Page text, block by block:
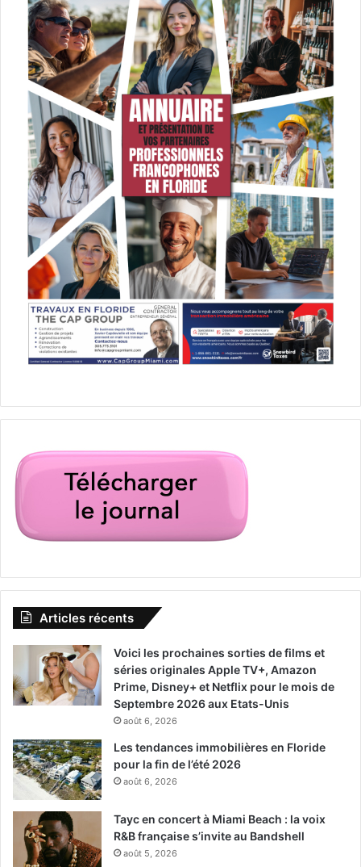
Harlem Shuffle, Par Colson Whitehead
Simone de Beauvoir
Trente-cinq ans après son décès, son roman
« Inséparable » vient d’être publié aux Etats-Unis en
septembre (un an après la France). Une nouvelle
autobiographique écrite en 1954 qui raconte l’amitié
passionnée qui unit Sylvie à Andrée – alter égo de Simone
de Beauvoir et d’Élisabeth Lacoin (Zaza) – depuis l’âge de
neuf ans. Andrée est joyeuse, impertinente, audacieuse
tandis que Sylvie plus traditionnelle et timide se sent
irrésistiblement attirée par cette personnalité solaire.
Ensemble elles apprennent à se libérer des conventions
et des attentes asphyxiantes de leur entourage,
ignorantes du prix tragique à payer pour leur liberté et
leurs ambitions intellectuelles et existentielle.
EN FLORIDE
Grand Prix de Miami
La première édition du Grand Prix de F1 se déroulera
(enfin) le 8 mai 2022 à Miami Gardens, autour du Hard
Rock Stadium. En revanche les fans de ce sport sont
heureux, en revanche ceux qui comptent voir de jolis
paysages urbains et plages de Miami risquent d’être
mécontents… le parking du Hard Rock c’est pas forcément
ce qu’il y a de plus photogénique dans la région…
Hécatombe animale au
Articles récents
Voici les prochaines sorties de films et
séries originales Apple TV+, Amazon
Prime, Disney+ et Netflix pour le mois de
Septembre 2026 aux Etats-Unis
août 6, 2026
Les tendances immobilières en Floride
pour la fin de l’été 2026
août 6, 2026
Tayc en concert à Miami Beach : la voix
R&B française s’invite au Bandshell
août 5, 2026